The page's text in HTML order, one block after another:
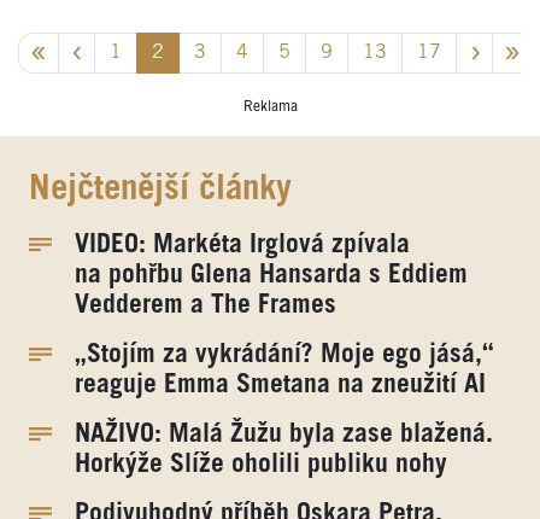
1 2 3 4 5 9 13 17
Reklama
Nejčtenější články
VIDEO: Markéta Irglová zpívala
na pohřbu Glena Hansarda s Eddiem
Vedderem a The Frames
„Stojím za vykrádání? Moje ego jásá,“
reaguje Emma Smetana na zneužití AI
NAŽIVO: Malá Žužu byla zase blažená.
Horkýže Slíže oholili publiku nohy
Podivuhodný příběh Oskara Petra.